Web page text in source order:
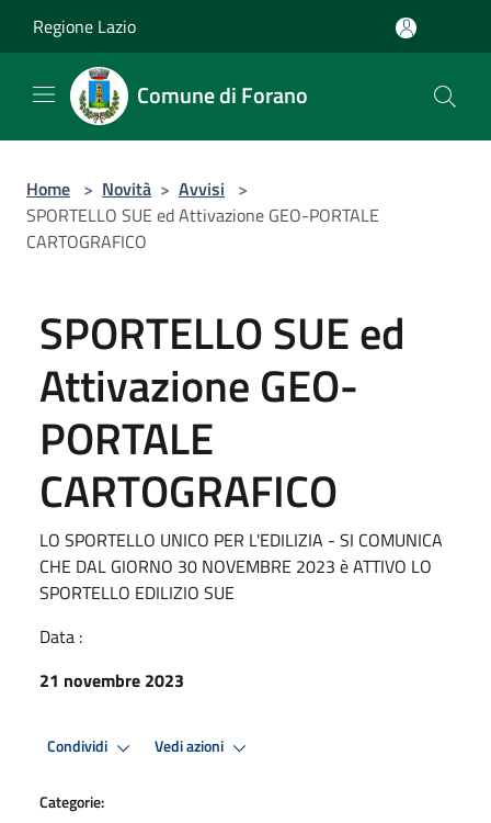
Regione Lazio
Comune di Forano
Home > Novità > Avvisi >
SPORTELLO SUE ed Attivazione GEO-PORTALE
CARTOGRAFICO
SPORTELLO SUE ed
Attivazione GEO-
PORTALE
CARTOGRAFICO
LO SPORTELLO UNICO PER L'EDILIZIA - SI COMUNICA
CHE DAL GIORNO 30 NOVEMBRE 2023 è ATTIVO LO
SPORTELLO EDILIZIO SUE
Data :
21 novembre 2023
Condividi Vedi azioni
Categorie: